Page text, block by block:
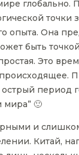
точки
опыта. Она
быть
Это
острый
мира” 🙂
и
Китай,